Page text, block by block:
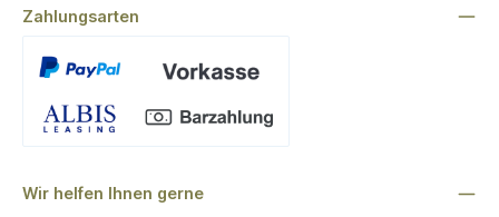
Zahlungsarten
Wir helfen Ihnen gerne